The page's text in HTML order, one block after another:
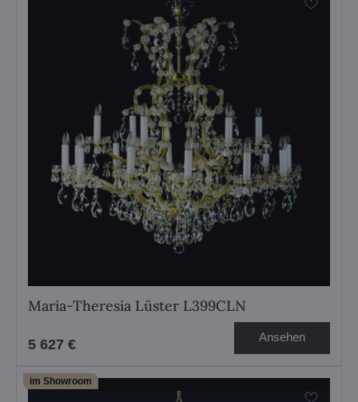
Maria-Theresia Lüster L399CLN
5 627 € Ansehen
im Showroom